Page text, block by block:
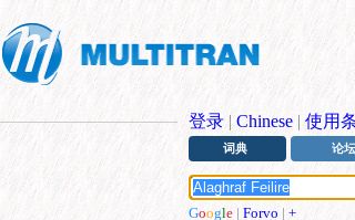
登录 | Chinese | 使用
词典 论坛
Google | Forvo | +